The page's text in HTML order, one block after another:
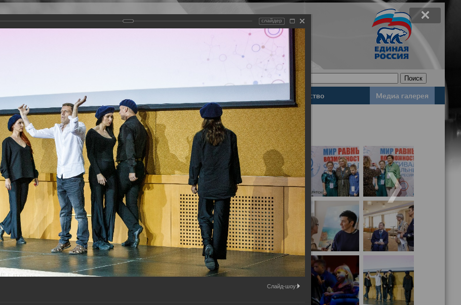
Деятельность Законодательство Медиа галерея
слайдер
Слайд-шоу: